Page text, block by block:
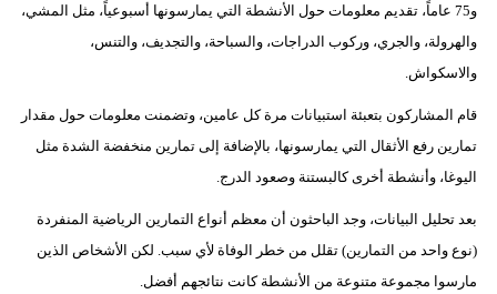
و75 عاماً، تقديم معلومات حول الأنشطة التي يمارسونها أسبوعياً، مثل المشي،
والهرولة، والجري، وركوب الدراجات، والسباحة، والتجديف، والتنس،
والاسكواش.
قام المشاركون بتعبئة استبيانات مرة كل عامين، وتضمنت معلومات حول مقدار
تمارين رفع الأثقال التي يمارسونها، بالإضافة إلى تمارين منخفضة الشدة مثل
اليوغا، وأنشطة أخرى كالبستنة وصعود الدرج.
بعد تحليل البيانات، وجد الباحثون أن معظم أنواع التمارين الرياضية المنفردة
(نوع واحد من التمارين) تقلل من خطر الوفاة لأي سبب. لكن الأشخاص الذين
مارسوا مجموعة متنوعة من الأنشطة كانت نتائجهم أفضل.